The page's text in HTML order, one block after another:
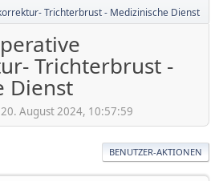
Trichterbrust - Medizinische Dienst
Trichterbrust -
Dienst
August 2024, 10:57:59
BENUTZER-AKTIONEN